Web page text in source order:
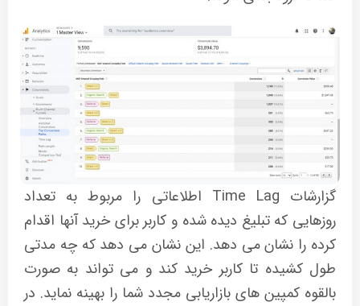
گزارشات Time Lag اطلاعاتی را مربوط به تعداد
روزهایی که تبلیغ دیده شده و کاربر برای خرید آنها اقدام
کرده را نشان می دهد. این نشان می دهد که چه مدتی
طول کشیده تا کاربر خرید کند و می تواند به صورت
بالقوه کمپین های بازاریابی مجدد شما را بهینه نماید. در